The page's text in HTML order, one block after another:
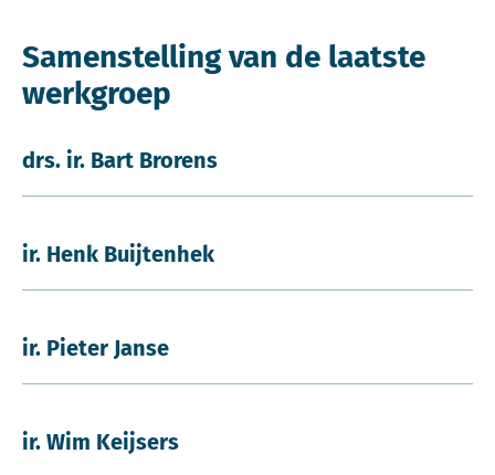
Samenstelling van de laatste
werkgroep
drs. ir. Bart Brorens
ir. Henk Buijtenhek
ir. Pieter Janse
ir. Wim Keijsers